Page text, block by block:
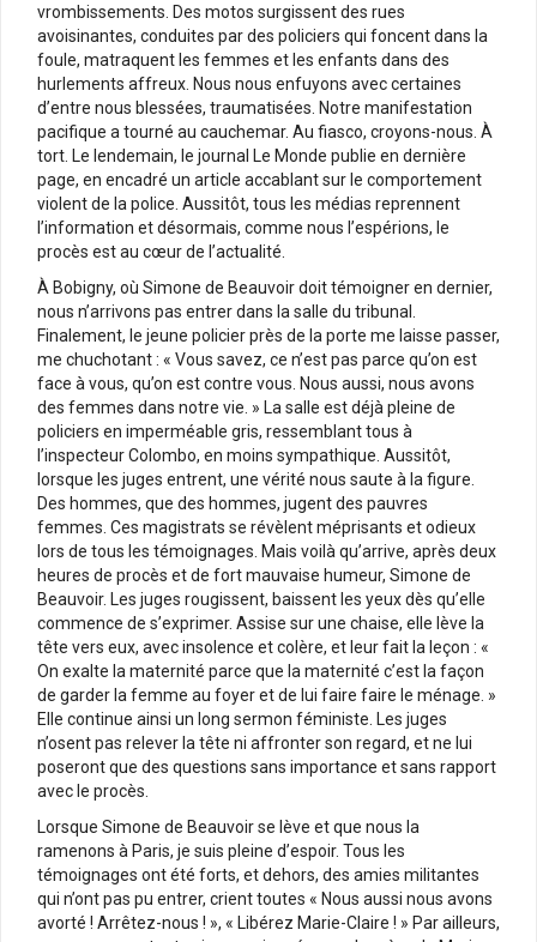
vrombissements. Des motos surgissent des rues
avoisinantes, conduites par des policiers qui foncent dans la
foule, matraquent les femmes et les enfants dans des
hurlements affreux. Nous nous enfuyons avec certaines
d’entre nous blessées, traumatisées. Notre manifestation
pacifique a tourné au cauchemar. Au fiasco, croyons-nous. À
tort. Le lendemain, le journal Le Monde publie en dernière
page, en encadré un article accablant sur le comportement
violent de la police. Aussitôt, tous les médias reprennent
l’information et désormais, comme nous l’espérions, le
procès est au cœur de l’actualité.
À Bobigny, où Simone de Beauvoir doit témoigner en dernier,
nous n’arrivons pas entrer dans la salle du tribunal.
Finalement, le jeune policier près de la porte me laisse passer,
me chuchotant : « Vous savez, ce n’est pas parce qu’on est
face à vous, qu’on est contre vous. Nous aussi, nous avons
des femmes dans notre vie. » La salle est déjà pleine de
policiers en imperméable gris, ressemblant tous à
l’inspecteur Colombo, en moins sympathique. Aussitôt,
lorsque les juges entrent, une vérité nous saute à la figure.
Des hommes, que des hommes, jugent des pauvres
femmes. Ces magistrats se révèlent méprisants et odieux
lors de tous les témoignages. Mais voilà qu’arrive, après deux
heures de procès et de fort mauvaise humeur, Simone de
Beauvoir. Les juges rougissent, baissent les yeux dès qu’elle
commence de s’exprimer. Assise sur une chaise, elle lève la
tête vers eux, avec insolence et colère, et leur fait la leçon : «
On exalte la maternité parce que la maternité c’est la façon
de garder la femme au foyer et de lui faire faire le ménage. »
Elle continue ainsi un long sermon féministe. Les juges
n’osent pas relever la tête ni affronter son regard, et ne lui
poseront que des questions sans importance et sans rapport
avec le procès.
Lorsque Simone de Beauvoir se lève et que nous la
ramenons à Paris, je suis pleine d’espoir. Tous les
témoignages ont été forts, et dehors, des amies militantes
qui n’ont pas pu entrer, crient toutes « Nous aussi nous avons
avorté ! Arrêtez-nous ! », « Libérez Marie-Claire ! » Par ailleurs,